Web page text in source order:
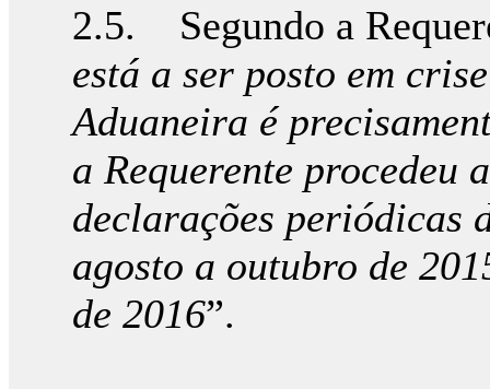
2.5. Segundo a
está a ser posto em
Aduaneira é
a Requerente procedeu
declarações periódicas
agosto a outubro de
de 2016”.